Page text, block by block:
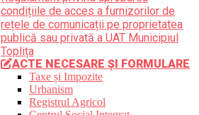
condițiile de acces a furnizorilor de
rețele de comunicații pe proprietatea
publică sau privată a UAT Municipiul
Toplița
ACTE NECESARE ȘI FORMULARE
Taxe și Impozite
Urbanism
Registrul Agricol